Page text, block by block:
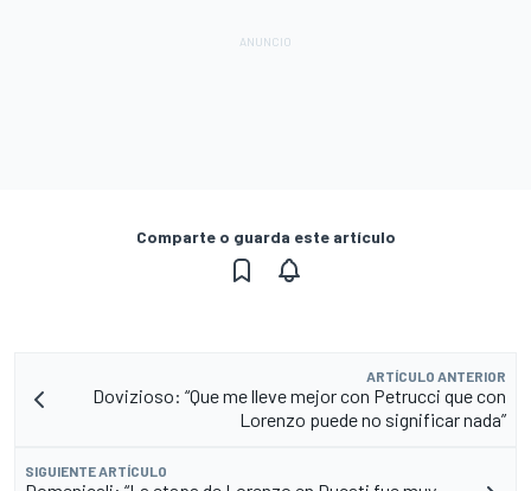
Comparte o guarda este artículo
ARTÍCULO ANTERIOR
Dovizioso: “Que me lleve mejor con Petrucci que con
Lorenzo puede no significar nada”
SIGUIENTE ARTÍCULO